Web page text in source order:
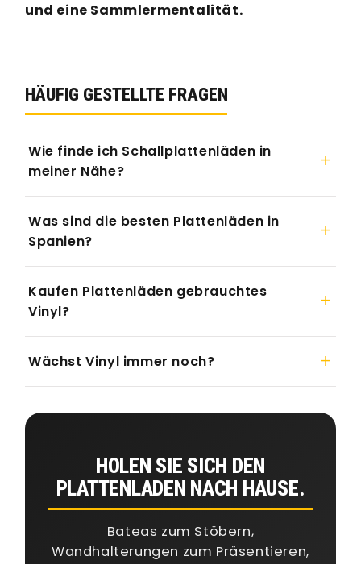
und eine Sammlermentalität.
HÄUFIG GESTELLTE FRAGEN
Wie finde ich Schallplattenläden in
meiner Nähe?
Was sind die besten Plattenläden in
Spanien?
Kaufen Plattenläden gebrauchtes
Vinyl?
Wächst Vinyl immer noch?
HOLEN SIE SICH DEN
PLATTENLADEN NACH HAUSE.
Bateas zum Stöbern,
Wandhalterungen zum Präsentieren,